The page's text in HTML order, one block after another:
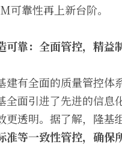
可靠性再上新台阶。
可靠：全面管控，精益
建有全面的质量管控体
全面引进了先进的信息
更透明。据了解，隆基
准等一致性管控，确保